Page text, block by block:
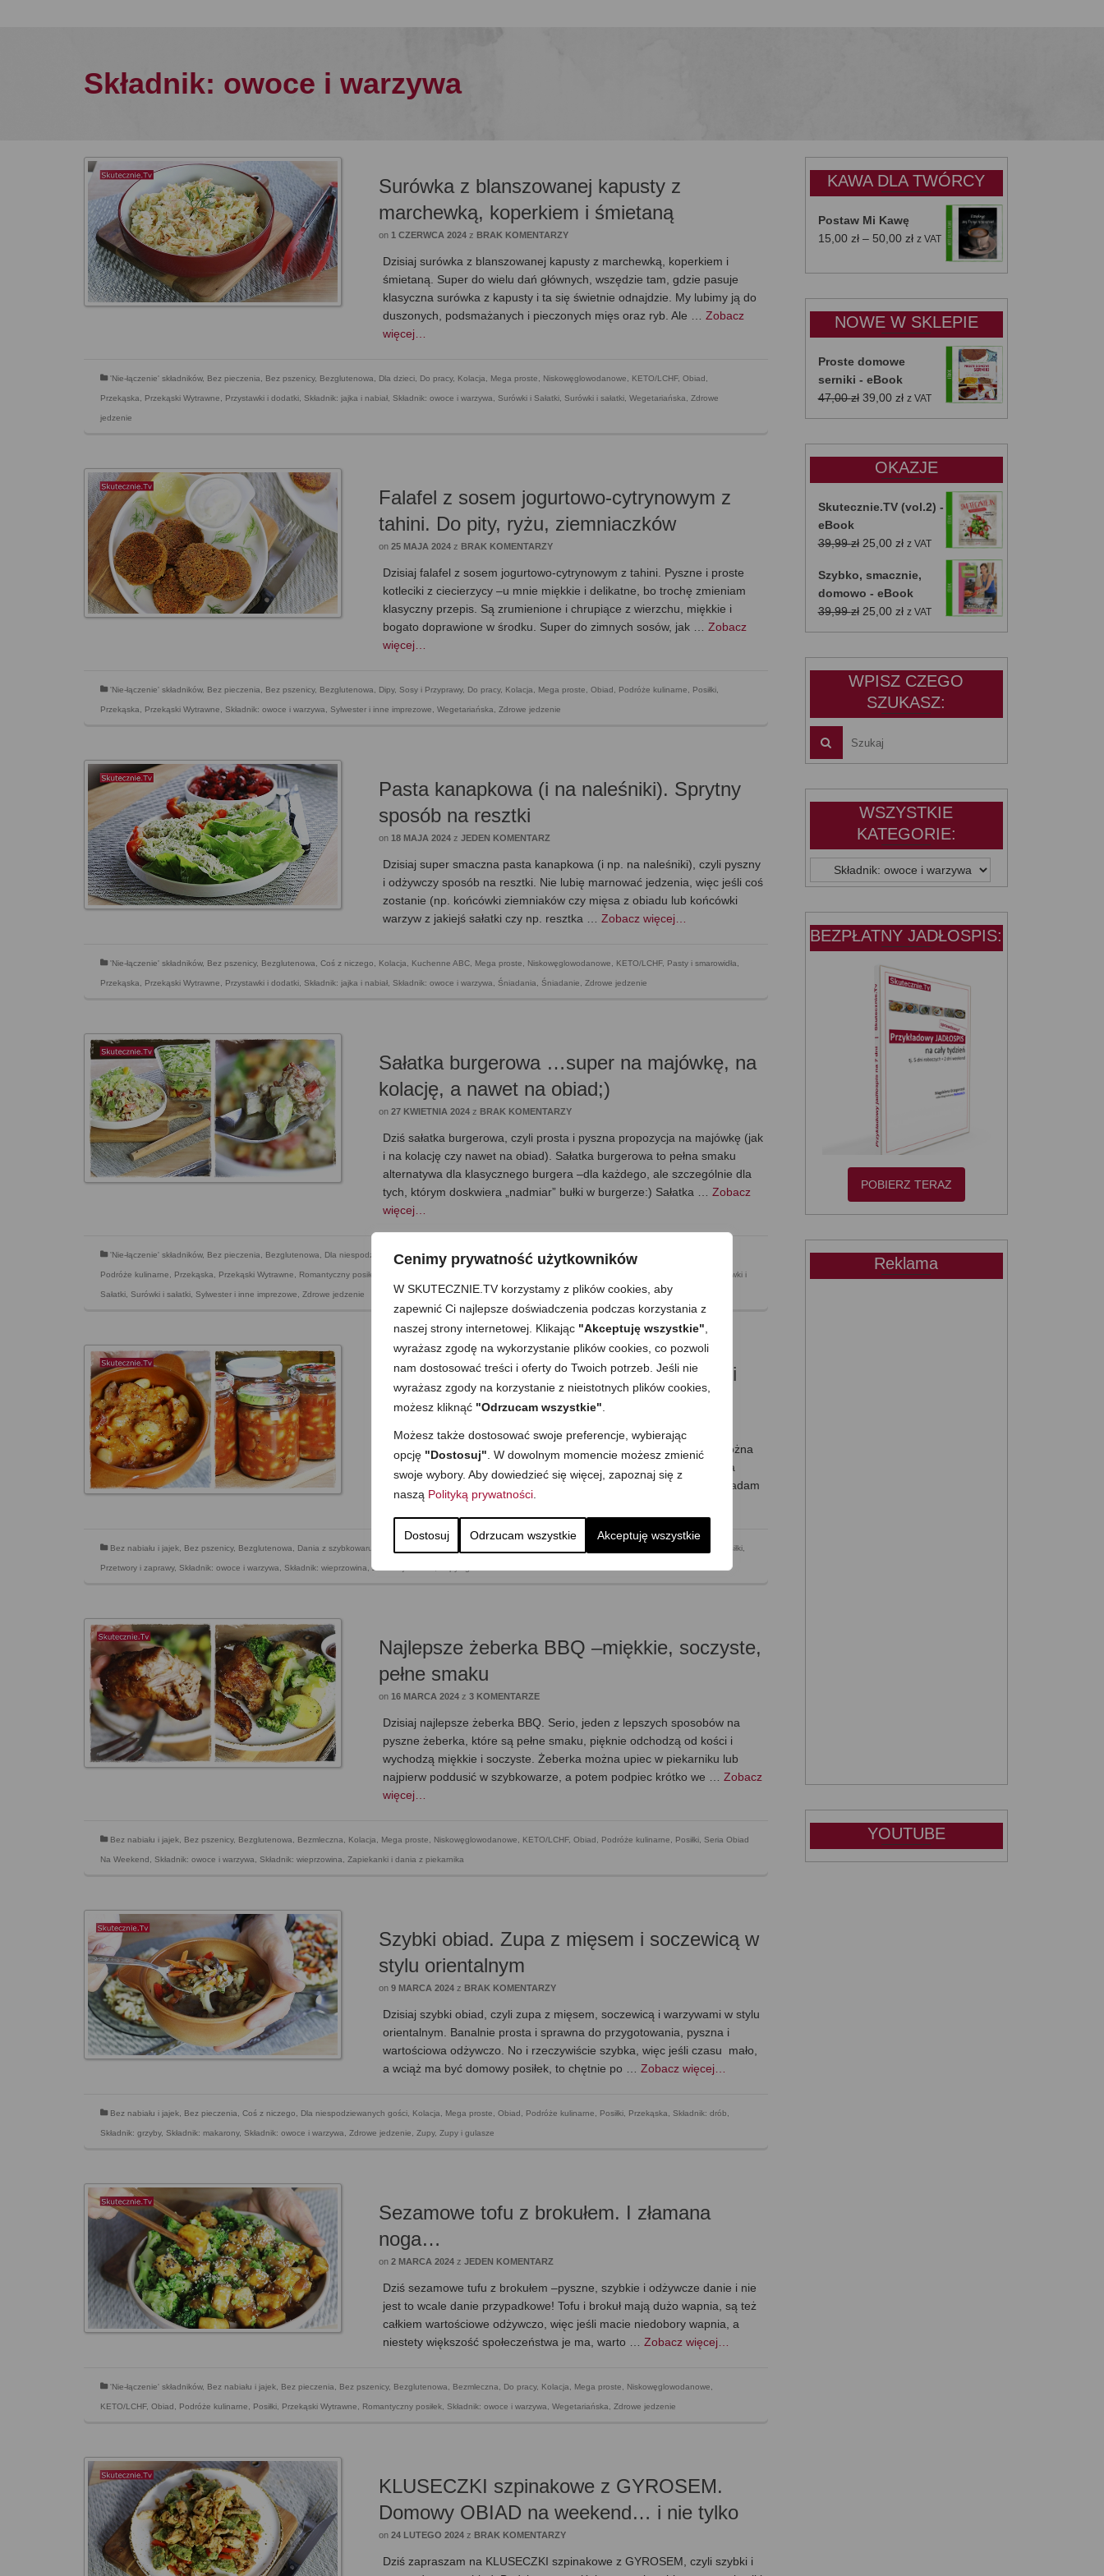
Cenimy prywatność użytkowników
W SKUTECZNIE.TV korzystamy z plików cookies, aby
zapewnić Ci najlepsze doświadczenia podczas korzystania z
naszej strony internetowej. Klikając "Akceptuję wszystkie"
wyrażasz zgodę na wykorzystanie plików cookies, co pozwoli
nam dostosować treści i oferty do Twoich potrzeb. Jeśli nie
wyrażasz zgody na korzystanie z nieistotnych plików cookies,
możesz kliknąć "Odrzucam wszystkie"
Możesz także dostosować swoje preferencje, wybierając
opcję "Dostosuj" . W dowolnym momencie możesz zmienić
swoje wybory. Aby dowiedzieć się więcej, zapoznaj się z
naszą Polityką prywatności
Dostosuj Odrzucam wszystkie Akceptuję wszystkie
Składnik: owoce i warzywa
Surówka z blanszowanej kapusty z
marchewką, koperkiem i śmietaną
on 1 CZERWCA 2024 z BRAK KOMENTARZY
Dzisiaj surówka z blanszowanej kapusty z marchewką, koperkiem i
śmietaną. Super do wielu dań głównych, wszędzie tam, gdzie pasuje
klasyczna surówka z kapusty i ta się świetnie odnajdzie. My lubimy ją do
duszonych, podsmażanych i pieczonych mięs oraz ryb. Ale …Zobacz
więcej…
'Nie-łączenie' składników, Bez pieczenia, Bez pszenicy, Bezglutenowa, Dla dzieci, Do pracy, Kolacja, Mega proste, Niskowęglowodanowe, KETO/LCHF, Obiad,
Przekąska, Przekąski Wytrawne, Przystawki i dodatki, Składnik: jajka i nabiał, Składnik: owoce i warzywa, Surówki i Sałatki, Surówki i sałatki, Wegetariańska, Zdrowe
jedzenie
Falafel z sosem jogurtowo-cytrynowym z
tahini. Do pity, ryżu, ziemniaczków
on25 MAJA 2024 z BRAK KOMENTARZY
Dzisiaj falafel z sosem jogurtowo-cytrynowym z tahini. Pyszne i proste
kotleciki z ciecierzycy –u mnie miękkie i delikatne, bo trochę zmieniam
klasyczny przepis. Są zrumienione i chrupiące z wierzchu, miękkie i
bogato doprawione w środku. Super do zimnych sosów, jak …Zobacz
więcej…
'Nie-łączenie' składników, Bez pieczenia, Bez pszenicy, Bezglutenowa, Dipy, Sosy i Przyprawy, Do pracy, Kolacja, Mega proste, Obiad, Podróże kulinarne, Posiłki,
Przekąska, Przekąski Wytrawne, Składnik: owoce i warzywa, Sylwester i inne imprezowe, Wegetariańska, Zdrowe jedzenie
Pasta kanapkowa (i na naleśniki). Sprytny
sposób na resztki
on 18 MAJA 2024 zJEDEN KOMENTARZ
Dzisiaj super smaczna pasta kanapkowa (i np. na naleśniki), czyli pyszny
i odżywczy sposób na resztki. Nie lubię marnować jedzenia, więc jeśli coś
zostanie (np. końcówki ziemniaków czy mięsa z obiadu lub końcówki
warzyw z jakiejś sałatki czy np. resztka …Zobacz więcej…
'Nie-łączenie' składników, Bez pszenicy, Bezglutenowa, Coś z niczego, Kolacja, Kuchenne ABC, Mega proste, Niskowęglowodanowe, KETO/LCHF, Pasty i smarowidła,
Przekąska, Przekąski Wytrawne, Przystawki i dodatki, Składnik: jajka i nabiał, Składnik: owoce i warzywa, Śniadania, Śniadanie, Zdrowe jedzenie
Sałatka burgerowa …super na majówkę, na
kolację, a nawet na obiad;)
on27 KWIETNIA 2024 z BRAK KOMENTARZY
Dziś sałatka burgerowa, czyli prosta i pyszna propozycja na majówkę (jak
i na kolację czy nawet na obiad). Sałatka burgerowa to pełna smaku
alternatywa dla klasycznego burgera –dla każdego, ale szczególnie dla
tych, którym doskwiera „nadmiar” bułki w burgerze:) Sałatka …Zobacz
więcej…
'Nie-łączenie' składników, Bez pieczenia, Bezglutenowa, Dla niespodziewanych gości,Do pracy,Kolacja,Mega proste,Niskowęglowodanowe, KETO/LCHF
Podróże kulinarne, Przekąska, Przekąski Wytrawne, Romantyczny posiłek Surówki i
Sałatki, Surówki i sałatki, Sylwester i inne imprezowe, Zdrowe jedzenie
FASOLKA po bretońsku DO SŁOIKÓW (i
nie tylko)
Dzisiaj fasolka po bretońsku –u mnie do słoików, ale rzecz jasna można
ją zrobić w mniejszej ilości i podać na obiad lub kolację na ciepło. Ja
gotuję jej od razu więcej i część zjadamy na obiad, a większość wkładam
Zobacz więcej…
Bez nabiału i jajek, Bez pszenicy, Bezglutenowa, Dania z szybkowaru Posiłki,
Przetwory i zaprawy, Składnik: owoce i warzywa, Składnik: wieprzowina,Zdrowe jedzenie
Najlepsze żeberka BBQ –miękkie, soczyste,
pełne smaku
on 16 MARCA 2024 z3 KOMENTARZE
Dzisiaj najlepsze żeberka BBQ. Serio, jeden z lepszych sposobów na
pyszne żeberka, które są pełne smaku, pięknie odchodzą od kości i
wychodzą miękkie i soczyste. Żeberka można upiec w piekarniku lub
najpierw poddusić w szybkowarze, a potem podpiec krótko we …Zobacz
więcej…
Bez nabiału i jajek, Bez pszenicy, Bezglutenowa, Bezmleczna, Kolacja, Mega proste, Niskowęglowodanowe, KETO/LCHF, Obiad, Podróże kulinarne, Posiłki, Seria Obiad
Na Weekend, Składnik: owoce i warzywa, Składnik: wieprzowina, Zapiekanki i dania z piekarnika
Szybki obiad. Zupa z mięsem i soczewicą w
stylu orientalnym
on9 MARCA 2024 z BRAK KOMENTARZY
Dzisiaj szybki obiad, czyli zupa z mięsem, soczewicą i warzywami w stylu
orientalnym. Banalnie prosta i sprawna do przygotowania, pyszna i
wartościowa odżywczo. No i rzeczywiście szybka, więc jeśli czasu mało,
a wciąż ma być domowy posiłek, to chętnie po …Zobacz więcej…
Bez nabiału i jajek, Bez pieczenia, Coś z niczego, Dla niespodziewanych gości, Kolacja, Mega proste, Obiad, Podróże kulinarne, Posiłki, Przekąska, Składnik: drób,
Składnik: grzyby, Składnik: makarony, Składnik: owoce i warzywa, Zdrowe jedzenie, Zupy, Zupy i gulasze
Sezamowe tofu z brokułem. I złamana
noga…
on2 MARCA 2024 zJEDEN KOMENTARZ
Dziś sezamowe tufu z brokułem –pyszne, szybkie i odżywcze danie i nie
jest to wcale danie przypadkowe! Tofu i brokuł mają dużo wapnia, są też
całkiem wartościowe odżywczo, więc jeśli macie niedobory wapnia, a
niestety większość społeczeństwa je ma, warto …Zobacz więcej…
'Nie-łączenie' składników, Bez nabiału i jajek, Bez pieczenia, Bez pszenicy, Bezglutenowa, Bezmleczna, Do pracy, Kolacja, Mega proste, Niskowęglowodanowe,
KETO/LCHF, Obiad, Podróże kulinarne, Posiłki, Przekąski Wytrawne, Romantyczny posiłek, Składnik: owoce i warzywa, Wegetariańska, Zdrowe jedzenie
KLUSECZKI szpinakowe z GYROSEM.
Domowy OBIAD na weekend… i nie tylko
on24 LUTEGO 2024 z BRAK KOMENTARZY
Dziś zapraszam na KLUSECZKI szpinakowe z GYROSEM, czyli szybki i
KAWA DLA TWÓRCY
Postaw Mi Kawę
15,00 zł – 50,00 złZakres
od
do
50,00 zł
z VAT
NOWE W SKLEPIE
Proste domowe
serniki - eBook
47,00zł Pierwotna
cena
39,00 złAktualna
cena
z VAT
OKAZJE
Skutecznie.TV (vol.2) -
eBook
39,99zł Pierwotna
wynosiła:
39,99 zł.
25,00 złAktualna
wynosi:
25,00 zł.
z VAT
Szybko, smacznie,
domowo - eBook
39,99zł Pierwotna
cena
25,00 złAktualna
cena
z VAT
WPISZ CZEGO
SZUKASZ:
WSZYSTKIE
KATEGORIE:
WSZYSTKIE
KATEGORIE:
BEZPŁATNY JADŁOSPIS:
POBIERZ TERAZ
Reklama
YOUTUBE